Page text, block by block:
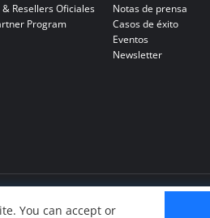
You can accept or
sin
Resellers Oficiales
Program
Notas de prensa
Casos de éxito
Eventos
Newsletter